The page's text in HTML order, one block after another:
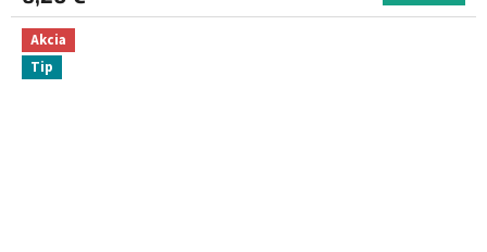
Akcia
Tip